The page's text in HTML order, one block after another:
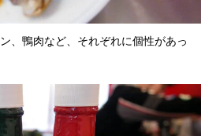
、鴨肉など、それぞれに個性があっ